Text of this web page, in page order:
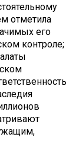
отметила
его
контроле;